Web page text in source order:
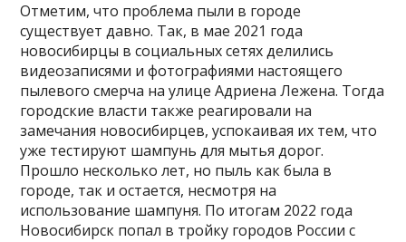
Отметим, что проблема пыли в городе
существует давно. Так, в мае 2021 года
новосибирцы в социальных сетях делились
видеозаписями и фотографиями настоящего
пылевого смерча на улице Адриена Лежена. Тогда
городские власти также реагировали на
замечания новосибирцев, успокаивая их тем, что
уже тестируют шампунь для мытья дорог.
Прошло несколько лет, но пыль как была в
городе, так и остается, несмотря на
использование шампуня. По итогам 2022 года
Новосибирск попал в тройку городов России с